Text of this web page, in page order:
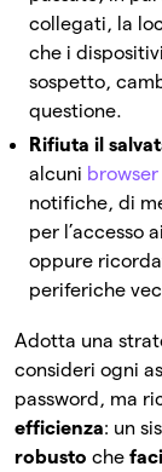
collegati, la
che i
sospetto,
questione.
Rifiuta il
alcuni browser
notifiche, di
per l’accesso
oppure
periferiche
Adotta una
consideri ogni
password, ma
efficienza: un
robusto che